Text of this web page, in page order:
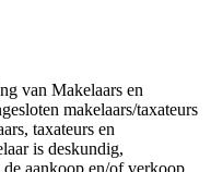
in deze specifieke
verkoopopbrengst
dus meer bezoekers
de doelgroep van uw
gehoord?)
van Makelaars en
makelaars/taxateurs
taxateurs en
is deskundig,
aankoop en/of verkoop